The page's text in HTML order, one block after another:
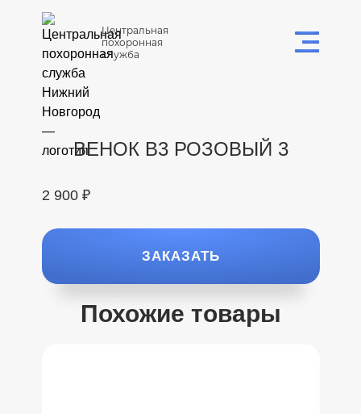
Центральная
похоронная
служба
ВЕНОК В3 РОЗОВЫЙ 3
2 900 ₽
ЗАКАЗАТЬ
Похожие товары